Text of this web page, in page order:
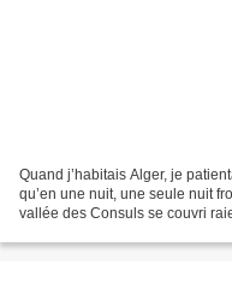
Quand j’habitais Alger, je
qu’en une nuit, une seule nuit
vallée des Consuls se couvri